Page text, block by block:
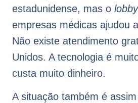
estadunidense, mas o lobby
empresas médicas ajudou
Não existe atendimento
Unidos. A tecnologia é
custa muito dinheiro.
A situação também é